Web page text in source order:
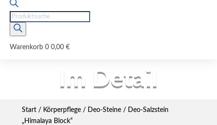
Products
search
Warenkorb 0 0,00 €
Im Detail
Start/ Körperpflege/ Deo-Steine/ Deo-Salzstein
„Himalaya Block“